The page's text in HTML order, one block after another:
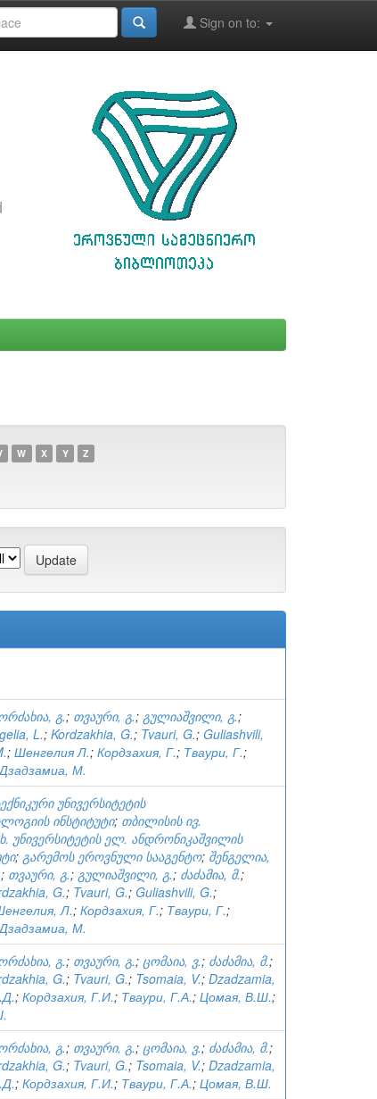
Sign on to:
W X Y Z
გ.; თვაური, გ.; გულიაშვილი, გ.;
L.; Kordzakhia, G.; Tvauri, G.; Guliashvili,
; Шенгелия Л.; Кордзахия, Г.; Тваури, Г.;
Дзадзамиа, М.
უნივერსიტეტის
ინსტიტუტი; თბილისის ივ.
უნივერსიტეტის ელ. ანდრონიკაშვილის
; გარემოს ეროვნული სააგენტო; შენგელია,
; თვაური, გ.; გულიაშვილი, გ.; ძაძამია, მ.;
G.; Tvauri, G.; Guliashvili, G.;
Л.; Кордзахия, Г.; Тваури, Г.;
Дзадзамиа, М.
გ.; თვაური, გ.; ცომაია, ვ.; ძაძამია, მ.;
G.; Tvauri, G.; Tsomaia, V.; Dzadzamia,
; Кордзахия, Г.И.; Тваури, Г.А.; Цомая, В.Ш.;
გ.; თვაური, გ.; ცომაია, ვ.; ძაძამია, მ.;
G.; Tvauri, G.; Tsomaia, V.; Dzadzamia,
; Кордзахия, Г.И.; Тваури, Г.А.; Цомая, В.Ш.